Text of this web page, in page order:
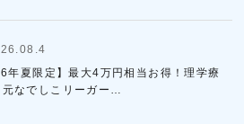
年夏限定】最大4万円相当お得！理学療
なでしこリーガー…